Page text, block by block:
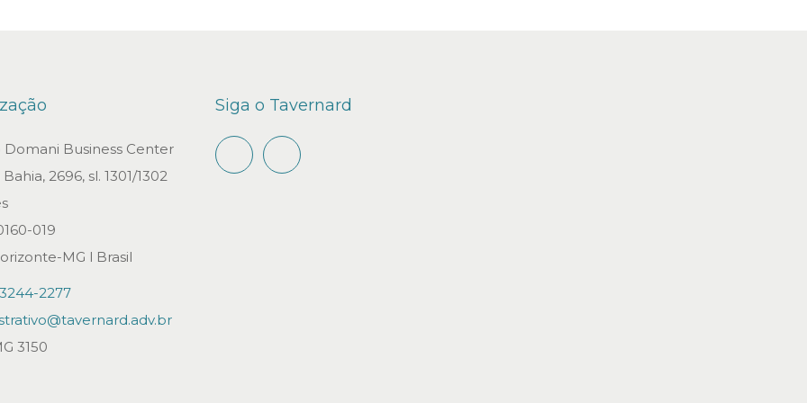
Domani Business Center
2696, sl. 1301/1302
019
MG l Brasil
2277
3150
Siga o Tavernard